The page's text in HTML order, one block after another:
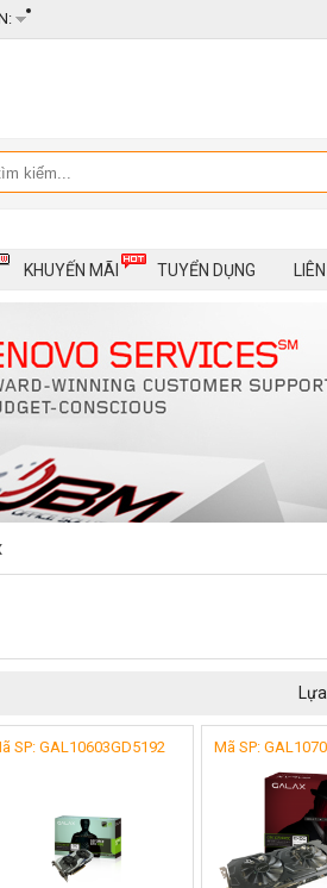
KHUYẾN MÃI TUYỂN DỤNG
SP: GAL10603GD5192 Mã SP: